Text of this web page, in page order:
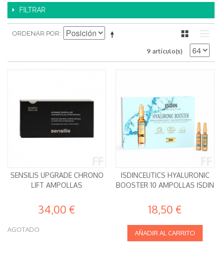
FILTRAR
ORDENAR POR
9 artículo(s)
SENSILIS UPGRADE CHRONO
LIFT AMPOLLAS
34,00 €
AGOTADO
ISDINCEUTICS HYALURONIC
BOOSTER 10 AMPOLLAS ISDIN
18,50 €
AÑADIR AL CARRITO